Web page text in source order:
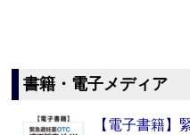
書籍・電子メディア
【電子書籍】